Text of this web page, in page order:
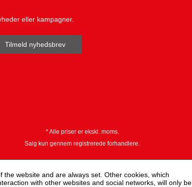
eller kampagner.
Tilmeld nyhedsbrev
* Alle priser er ekskl. moms.
Salg kun gennem registrerede forhandlere.
website and are always set. Other cookies, which
with other websites and social networks, will only be